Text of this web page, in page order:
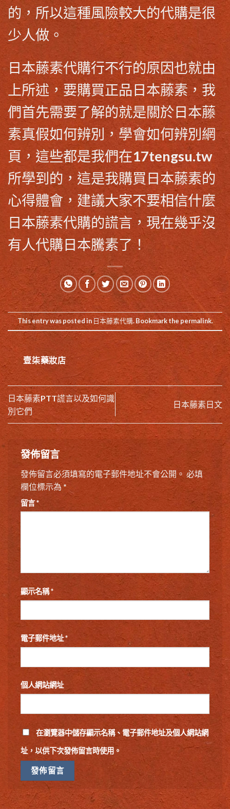
的，所以這種風險較大的代購是很
少人做。
日本藤素代購行不行的原因也就由
上所述，要購買正品日本藤素 ，我
們首先需要了解的就是關於日本藤
素真假如何辨別，學會如何辨別網
頁，這些都是我們在17tengsu.tw
所學到的，這是我購買日本藤素的
心得體會，建議大家不要相信什麼
日本藤素代購的謊言，現在幾乎沒
有人代購日本騰素了！
This entry was posted in日本藤素代購. Bookmark thepermalink.
壹柒藥妝店
日本藤素PTT謊言以及如何識
別它們
日本藤素日文
發佈留言
發佈留言必須填寫的電子郵件地址不會公開。 必填
欄位標示為 *
留言*
顯示名稱*
電子郵件地址*
個人網站網址
在瀏覽器中儲存顯示名稱、電子郵件地址及個人網站網
址，以供下次發佈留言時使用。